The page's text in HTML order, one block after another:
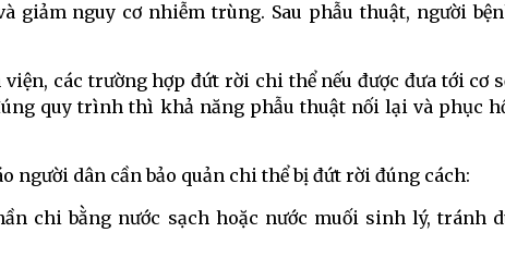
giảm nguy cơ nhiễm trùng. Sau phẫu thuật, người
viện, các trường hợp đứt rời chi thể nếu được đưa tới cơ
quy trình thì khả năng phẫu thuật nối lại và phục
người dân cần bảo quản chi thể bị đứt rời đúng cách:
chi bằng nước sạch hoặc nước muối sinh lý, tránh